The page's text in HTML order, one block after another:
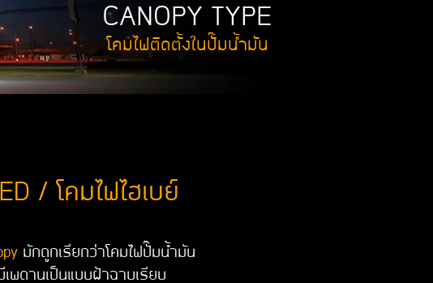
CANOPY TYPE
โคมไฟติดตั้งในปั๊มน้ำมัน
/ โคมไฟไฮเบย์
มักถูกเรียกว่าโคมไฟปั๊มน้ำมัน
พดานเป็นแบบฝ้าฉาบเรียบ